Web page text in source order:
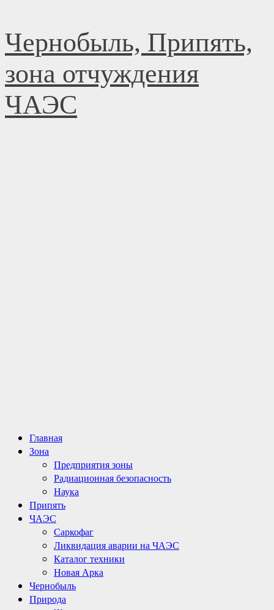
Перейти
к
содержимому
Чернобыль, Припять,
зона отчуждения
ЧАЭС
Основное
меню
Главная
Зона
Предприятия зоны
Радиационная безопасность
Наука
Припять
ЧАЭС
Саркофаг
Ликвидация аварии на ЧАЭС
Каталог техники
Новая Арка
Чернобыль
Природа